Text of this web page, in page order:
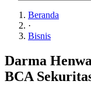
Beranda
·
Bisnis
Darma
BCA